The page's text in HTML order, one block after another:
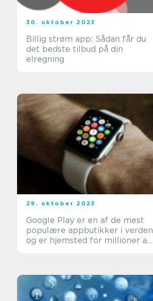
30. oktober 2023
Billig strøm app: Sådan får du
det bedste tilbud på din
elregning
29. oktober 2023
Google Play er en af de mest
populære appbutikker i verden
og er hjemsted for millioner af